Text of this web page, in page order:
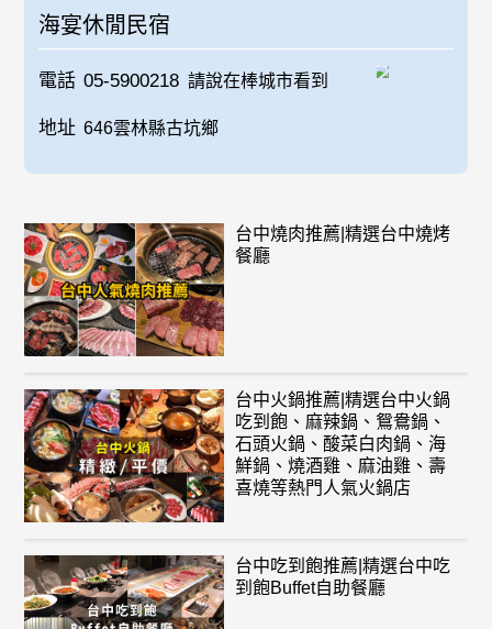
海宴休閒民宿
電話 05-5900218 請說在棒城市看到
地址 646雲林縣古坑鄉
台中燒肉推薦|精選台中燒烤
餐廳
台中火鍋推薦|精選台中火鍋
吃到飽、麻辣鍋、鴛鴦鍋、
石頭火鍋、酸菜白肉鍋、海
鮮鍋、燒酒雞、麻油雞、壽
喜燒等熱門人氣火鍋店
台中吃到飽推薦|精選台中吃
到飽Buffet自助餐廳